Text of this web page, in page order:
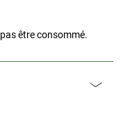
être consommé.